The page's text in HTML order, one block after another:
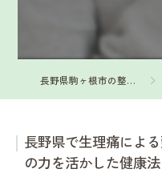
長野県駒ヶ根市の整体なら頭痛専門 あんざい整体院
長野県で生理痛によ
の力を活かした健康法